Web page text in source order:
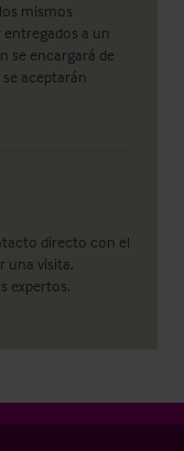
mismos
a un
se encargará de
aceptarán
directo con el
una visita,
expertos.